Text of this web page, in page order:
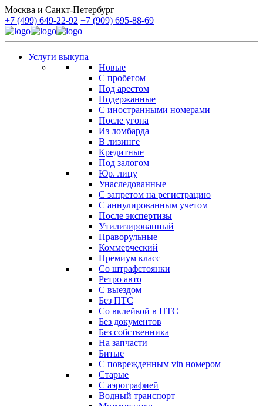
Москва и Санкт-Петербург
+7 (499) 649-22-92 +7 (909) 695-88-69
Услуги выкупа
Новые
С пробегом
Под арестом
Подержанные
С иностранными номерами
После угона
Из ломбарда
В лизинге
Кредитные
Под залогом
Юр. лицу
Унаследованные
С запретом на регистрацию
С аннулированным учетом
После экспертизы
Утилизированный
Праворульные
Коммерческий
Премиум класс
Со штрафстоянки
Ретро авто
С выездом
Без ПТС
Со вклейкой в ПТС
Без документов
Без собственника
На запчасти
Битые
С поврежденным vin номером
Старые
С аэрографией
Водный транспорт